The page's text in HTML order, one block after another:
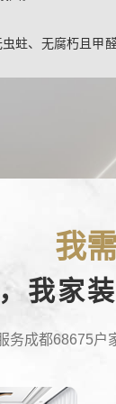
蛀、无腐朽且甲
我
我家
务成都68675户